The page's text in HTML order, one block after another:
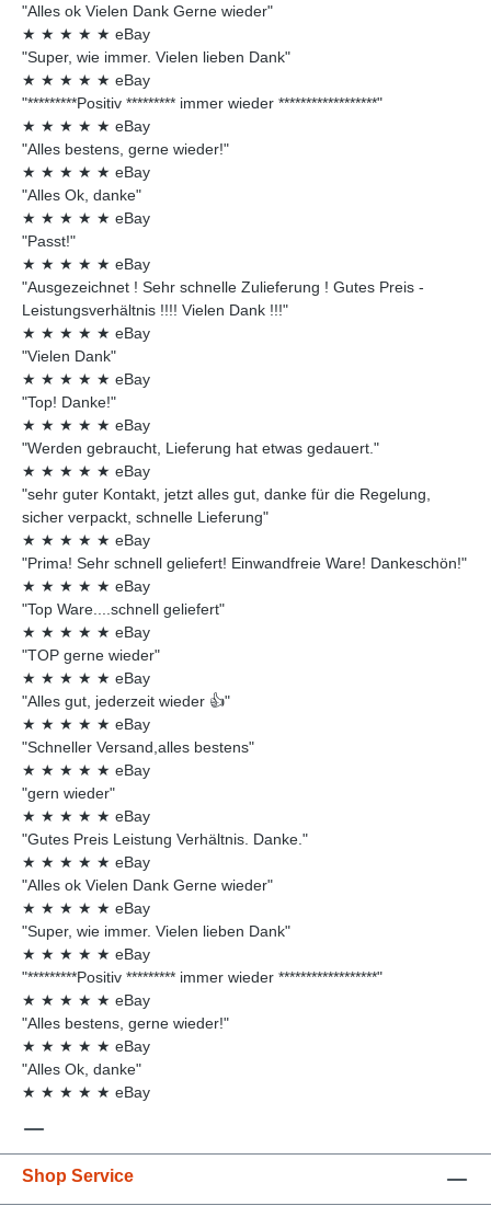
"Alles ok Vielen Dank Gerne wieder"
★ ★ ★ ★ ★ eBay
"Super, wie immer. Vielen lieben Dank"
★ ★ ★ ★ ★ eBay
"*********Positiv ********* immer wieder ******************"
★ ★ ★ ★ ★ eBay
"Alles bestens, gerne wieder!"
★ ★ ★ ★ ★ eBay
"Alles Ok, danke"
★ ★ ★ ★ ★ eBay
"Passt!"
★ ★ ★ ★ ★ eBay
"Ausgezeichnet ! Sehr schnelle Zulieferung ! Gutes Preis -
Leistungsverhältnis !!!! Vielen Dank !!!"
★ ★ ★ ★ ★ eBay
"Vielen Dank"
★ ★ ★ ★ ★ eBay
"Top! Danke!"
★ ★ ★ ★ ★ eBay
"Werden gebraucht, Lieferung hat etwas gedauert."
★ ★ ★ ★ ★ eBay
"sehr guter Kontakt, jetzt alles gut, danke für die Regelung,
sicher verpackt, schnelle Lieferung"
★ ★ ★ ★ ★ eBay
"Prima! Sehr schnell geliefert! Einwandfreie Ware! Dankeschön!"
★ ★ ★ ★ ★ eBay
"Top Ware....schnell geliefert"
★ ★ ★ ★ ★ eBay
"TOP gerne wieder"
★ ★ ★ ★ ★ eBay
"Alles gut, jederzeit wieder 👍"
★ ★ ★ ★ ★ eBay
"Schneller Versand,alles bestens"
★ ★ ★ ★ ★ eBay
"gern wieder"
★ ★ ★ ★ ★ eBay
"Gutes Preis Leistung Verhältnis. Danke."
★ ★ ★ ★ ★ eBay
"Alles ok Vielen Dank Gerne wieder"
★ ★ ★ ★ ★ eBay
"Super, wie immer. Vielen lieben Dank"
★ ★ ★ ★ ★ eBay
"*********Positiv ********* immer wieder ******************"
★ ★ ★ ★ ★ eBay
"Alles bestens, gerne wieder!"
★ ★ ★ ★ ★ eBay
"Alles Ok, danke"
★ ★ ★ ★ ★ eBay
Shop Service